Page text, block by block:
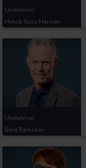
Underviser:
Henrik Scou Hansen
Underviser:
Bent Ramskov